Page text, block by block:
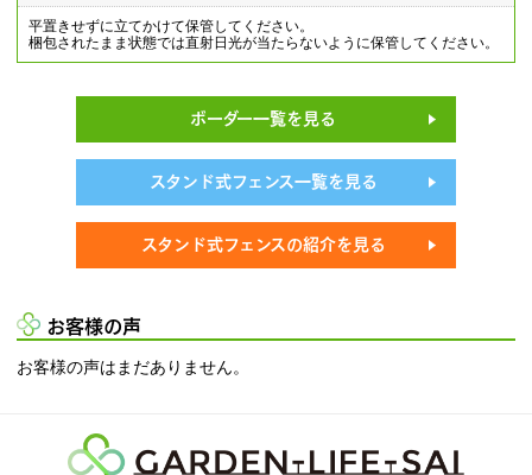
平置きせずに立てかけて保管してください。
梱包されたまま状態では直射日光が当たらないように保管してください。
ボーダー一覧を見る
スタンド式フェンス一覧を見る
スタンド式フェンスの紹介を見る
お客様の声
お客様の声はまだありません。